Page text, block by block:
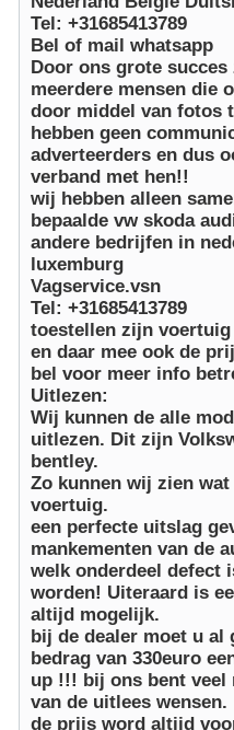
Tel: +31685413789
Bel of mail whatsapp
Door ons grote
meerdere mensen die
door middel van fotos
hebben geen
adverteerders en dus
verband met hen!!
wij hebben alleen
bepaalde vw skoda
andere bedrijfen in
luxemburg
Vagservice.vsn
Tel: +31685413789
toestellen zijn
en daar mee ook de
bel voor meer info
Uitlezen:
Wij kunnen de alle
uitlezen. Dit zijn
bentley.
Zo kunnen wij zien
voertuig.
een perfecte uitslag
mankementen van de
welk onderdeel defect
worden! Uiteraard is
altijd mogelijk.
bij de dealer moet u al
bedrag van 330euro
up !!! bij ons bent
van de uitlees wensen.
de prijs word altijd